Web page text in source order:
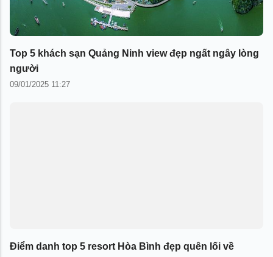
Top 5 khách sạn Quảng Ninh view đẹp ngất ngây lòng
người
09/01/2025 11:27
Điểm danh top 5 resort Hòa Bình đẹp quên lối về